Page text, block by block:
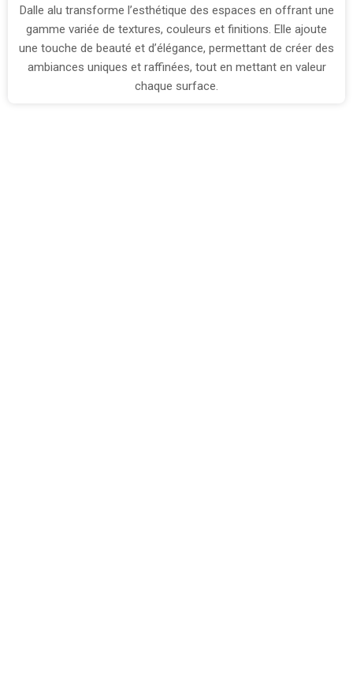
Dalle alu transforme l’esthétique des espaces en offrant une
gamme variée de textures, couleurs et finitions. Elle ajoute
une touche de beauté et d’élégance, permettant de créer des
ambiances uniques et raffinées, tout en mettant en valeur
chaque surface.